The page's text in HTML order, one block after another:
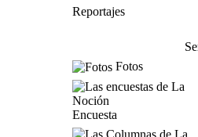
Reportajes
Fotos
Encuesta